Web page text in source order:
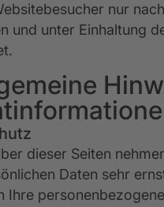
nur
und unter Einhaltung
dieser Seiten
Daten sehr
Ihre